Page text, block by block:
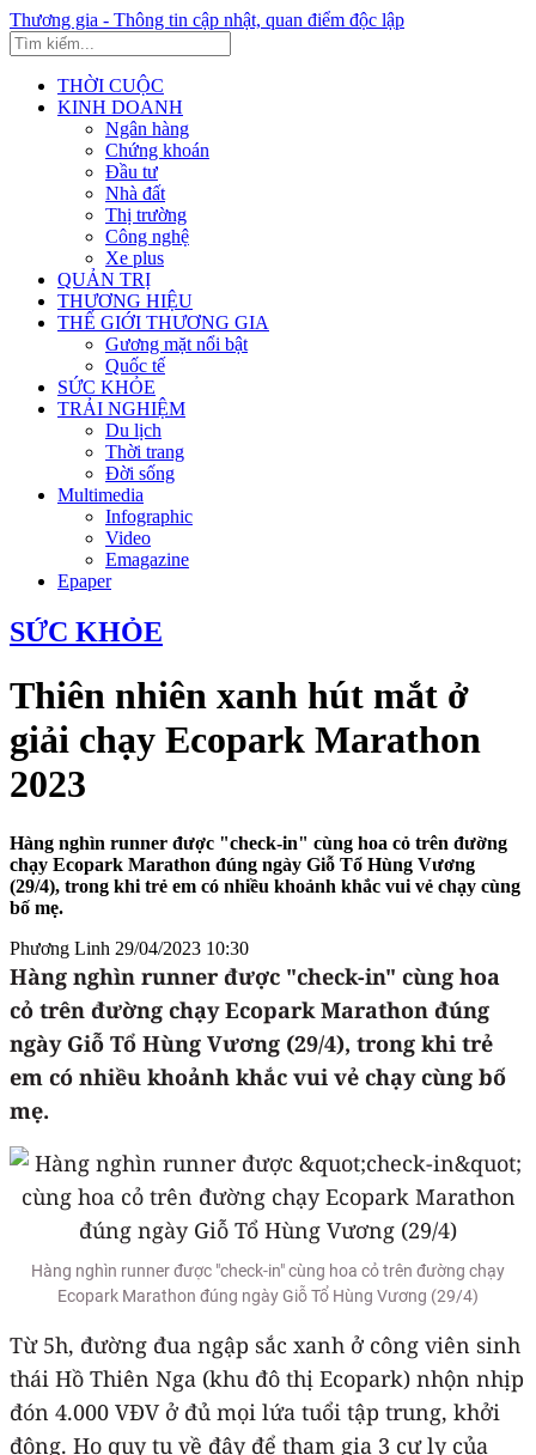
Thương gia - Thông tin cập nhật, quan điểm độc lập
THỜI CUỘC
KINH DOANH
Ngân hàng
Chứng khoán
Đầu tư
Nhà đất
Thị trường
Công nghệ
Xe plus
QUẢN TRỊ
THƯƠNG HIỆU
THẾ GIỚI THƯƠNG GIA
Gương mặt nổi bật
Quốc tế
SỨC KHỎE
TRẢI NGHIỆM
Du lịch
Thời trang
Đời sống
Multimedia
Infographic
Video
Emagazine
Epaper
SỨC KHỎE
Thiên nhiên xanh hút mắt ở
giải chạy Ecopark Marathon
2023
Hàng nghìn runner được "check-in" cùng hoa cỏ trên đường
chạy Ecopark Marathon đúng ngày Giỗ Tổ Hùng Vương
(29/4), trong khi trẻ em có nhiều khoảnh khắc vui vẻ chạy cùng
bố mẹ.
Phương Linh 29/04/2023 10:30
Hàng nghìn runner được "check-in" cùng hoa
cỏ trên đường chạy Ecopark Marathon đúng
ngày Giỗ Tổ Hùng Vương (29/4), trong khi trẻ
em có nhiều khoảnh khắc vui vẻ chạy cùng bố
mẹ.
Hàng nghìn runner được "check-in" cùng hoa cỏ trên đường chạy
Ecopark Marathon đúng ngày Giỗ Tổ Hùng Vương (29/4)
Từ 5h, đường đua ngập sắc xanh ở công viên sinh
thái Hồ Thiên Nga (khu đô thị Ecopark) nhộn nhịp
đón 4.000 VĐV ở đủ mọi lứa tuổi tập trung, khởi
động. Họ quy tụ về đây để tham gia 3 cự ly của